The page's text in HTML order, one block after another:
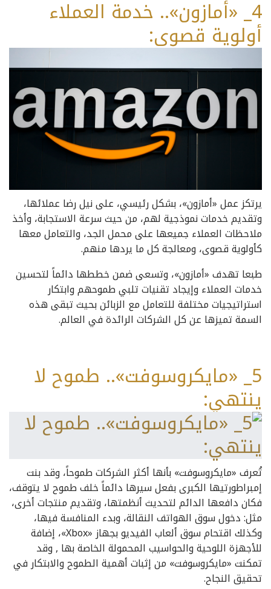
4_ «أمازون».. خدمة العملاء
أولوية قصوى:
يرتكز عمل «أمازون»، بشكل رئيسي، على نيل رضا عملائها،
وتقديم خدمات نموذجية لهم، من حيث سرعة الاستجابة، وأخذ
ملاحظات العملاء جميعها على محمل الجد، والتعامل معها
كأولوية قصوى، ومعالجة كل ما يردها منهم.
طبعا تهدف «أمازون»، وتسعى ضمن خططها دائماً لتحسين
خدمات العملاء وإيجاد تقنيات تلبي طموحهم وابتكار
استراتيجيات مختلفة للتعامل مع الزبائن بحيث تبقى هذه
السمة تميزها عن كل الشركات الرائدة في العالم.
5_ «مايكروسوفت».. طموح لا
ينتهي:
تُعرف «مايكروسوفت» بأنها أكثر الشركات طموحاً، وقد بنت
إمبراطورتيها الكبرى بفعل سيرها دائماً خلف طموح لا يتوقف،
فكان دافعها الدائم لتحديث أنظمتها، وتقديم منتجات أخرى،
مثل: دخول سوق الهواتف النقالة، وبدء المنافسة فيها،
وكذلك اقتحام سوق ألعاب الفيديو بجهاز «Xbox»، إضافة
للأجهزة اللوحية والحواسيب المحمولة الخاصة بها , وقد
تمكنت «مايكروسوفت» من إثبات أهمية الطموح والابتكار في
تحقيق النجاح.